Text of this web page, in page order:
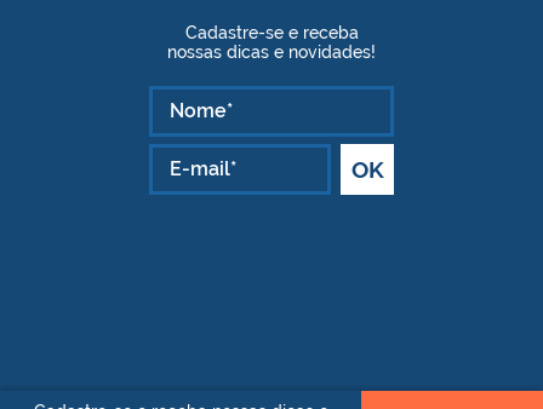
Cadastre-se e receba
nossas dicas e novidades!